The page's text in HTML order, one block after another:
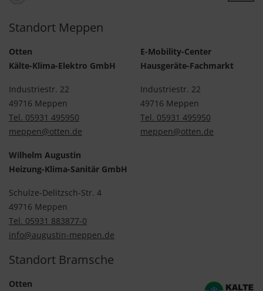
Standort Meppen
Otten
Kälte-Klima-Elektro GmbH
Industriestr. 22
49716 Meppen
Tel. 05931 495950
meppen@otten.de
E-Mobility-Center
Hausgeräte-Fachmarkt
Industriestr. 22
49716 Meppen
Tel. 05931 495950
meppen@otten.de
Wilhelm Augustin
Heizung-Klima-Sanitär GmbH
Schulze-Delitzsch-Str. 4
49716 Meppen
Tel. 05931 883877-0
info@augustin-meppen.de
Standort Bramsche
Otten